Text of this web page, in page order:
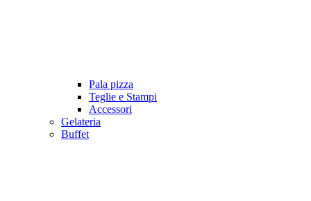
Pala pizza
Teglie e Stampi
Accessori
Gelateria
Buffet